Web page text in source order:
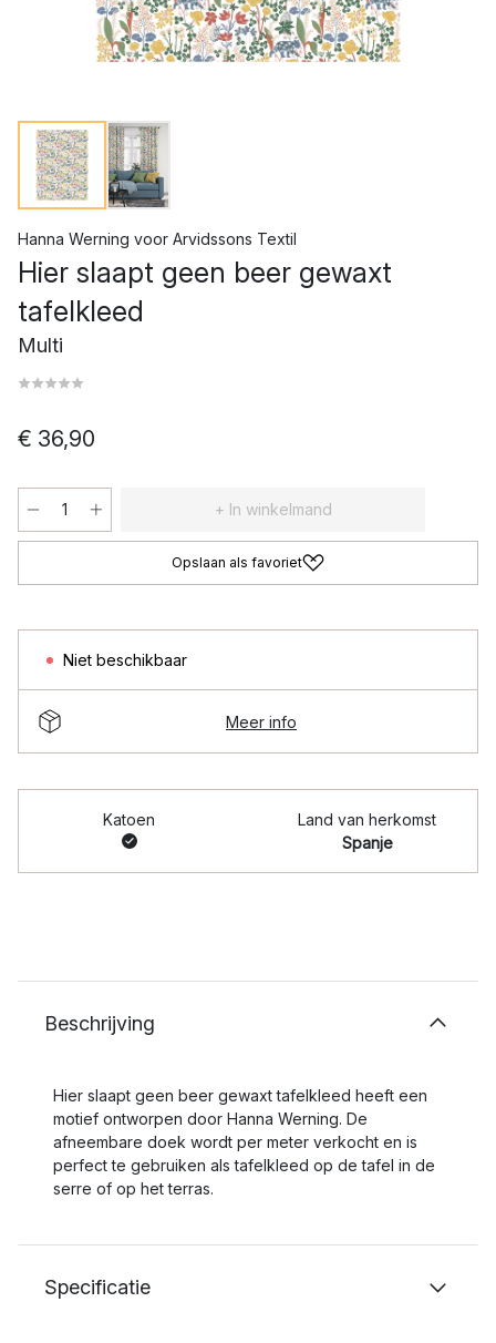
Hanna Werning voor Arvidssons Textil
Hier slaapt geen beer gewaxt
tafelkleed
Multi
€ 36,90
+ In winkelmand
Opslaan als favoriet
Niet beschikbaar
Meer info
Katoen
Land van herkomst
Spanje
Beschrijving
Hier slaapt geen beer gewaxt tafelkleed heeft een
motief ontworpen door Hanna Werning. De
afneembare doek wordt per meter verkocht en is
perfect te gebruiken als tafelkleed op de tafel in de
serre of op het terras.
Specificatie